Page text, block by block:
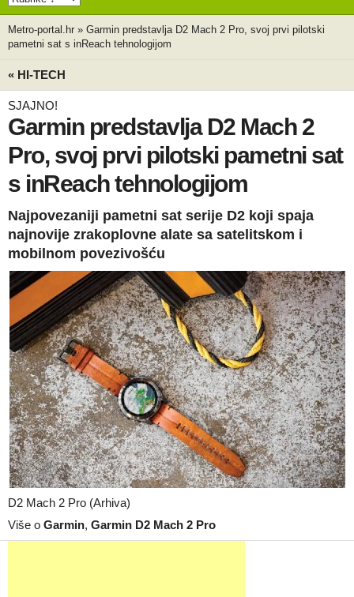
Metro-portal.hr » Garmin predstavlja D2 Mach 2 Pro, svoj prvi pilotski
pametni sat s inReach tehnologijom
« HI-TECH
SJAJNO!
Garmin predstavlja D2 Mach 2
Pro, svoj prvi pilotski pametni sat
s inReach tehnologijom
Najpovezaniji pametni sat serije D2 koji spaja
najnovije zrakoplovne alate sa satelitskom i
mobilnom povezivošću
D2 Mach 2 Pro (Arhiva)
Više o Garmin, Garmin D2 Mach 2 Pro